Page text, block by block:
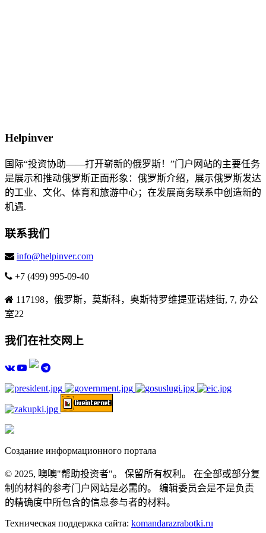
Helpinver
国际“投资协助——打开崭新的俄罗斯！”门户网站的主要任务
是展示和推动俄罗斯正面形象：俄罗斯介绍，展示俄罗斯发达
的工业、文化、体育和旅游中心；在发展商务联系中创造新的
机遇.
联系我们
info@helpinver.com
+7 (499) 995-09-40
117198，俄罗斯，莫斯科，奥斯特罗维提亚诺娃街, 7, 办公
室22
我们在社交网上
Создание информационного портала
© 2025, 噢噢"帮助投资者"。 保留所有权利。 在全部或部分复
制的材料的参考门户网站是必需的。 编辑委员会是不是负责
的精确度中所包含的信息参与者的材料。
Техническая поддержка сайта: komandarazrabotki.ru